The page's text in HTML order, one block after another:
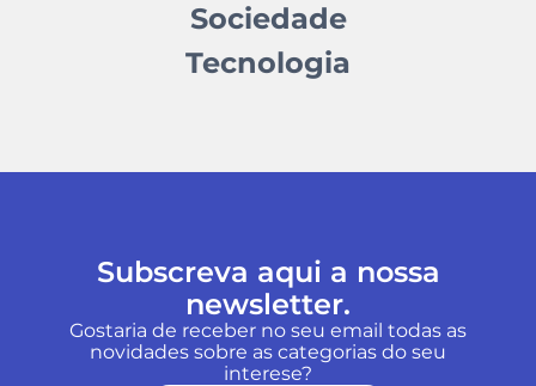
Sociedade
Tecnologia
Subscreva aqui a nossa
newsletter.
Gostaria de receber no seu email todas as
novidades sobre as categorias do seu
interese?